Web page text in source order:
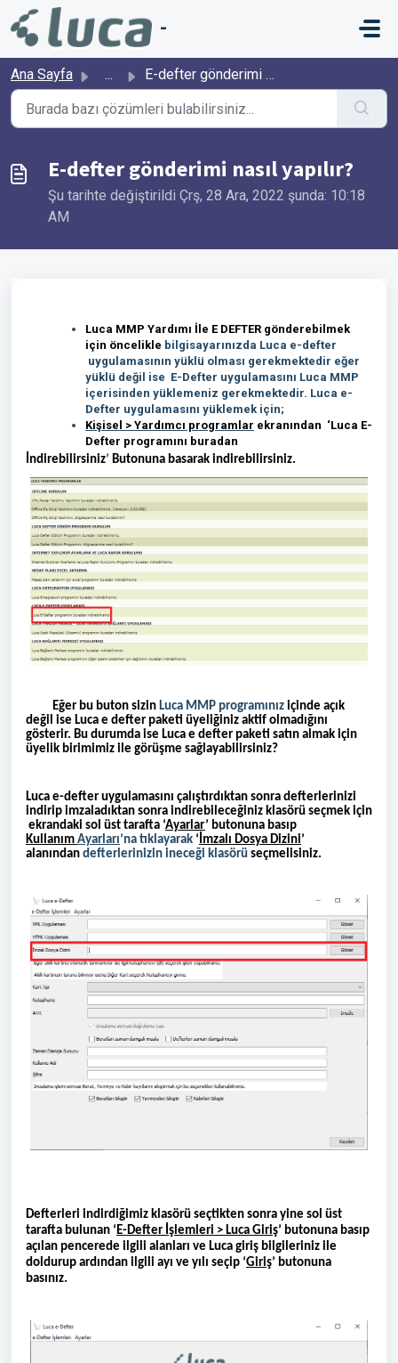
Ana içeriğe geç
-
Ana Sayfa ... E-defter gönderimi nasıl yapılır?
E-defter gönderimi nasıl yapılır?
Şu tarihte değiştirildi Çrş, 28 Ara, 2022 şunda: 10:18
AM
Luca MMP Yardımı İle E DEFTER gönderebilmek
için öncelikle bilgisayarınızda Luca e-defter
uygulamasının yüklü olması gerekmektedir eğer
yüklü değil ise E-Defter uygulamasını Luca MMP
içerisinden yüklemeniz gerekmektedir. Luca e-
Defter uygulamasını yüklemek için;
Kişisel > Yardımcı programlar ekranından ‘Luca E-
Defter programını buradan
İndirebilirsiniz’ Butonuna basarak indirebilirsiniz.
Eğer bu buton sizin Luca MMP programınız içinde açık
değil ise Luca e defter paketi üyeliğiniz aktif olmadığını
gösterir. Bu durumda ise Luca e defter paketi satın almak için
üyelik birimimiz ile görüşme sağlayabilirsiniz?
Luca e-defter uygulamasını çalıştırdıktan sonra defterlerinizi
indirip imzaladıktan sonra indirebileceğiniz klasörü seçmek için
ekrandaki sol üst tarafta ‘Ayarlar’ butonuna basıp
Kullanım Ayarları’na tıklayarak ‘ İmzalı Dosya Dizini’
alanından defterlerinizin ineceği klasörü seçmelisiniz.
Defterleri indirdiğimiz klasörü seçtikten sonra yine sol üst
tarafta bulunan ‘ E-Defter İşlemleri > Luca Giriş’ butonuna basıp
açılan pencerede ilgili alanları ve Luca giriş bilgileriniz ile
doldurup ardından ilgili ayı ve yılı seçip ‘Giriş’ butonuna
basınız.